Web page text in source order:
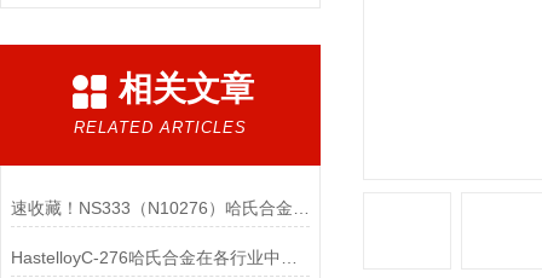
相关文章
RELATED ARTICLES